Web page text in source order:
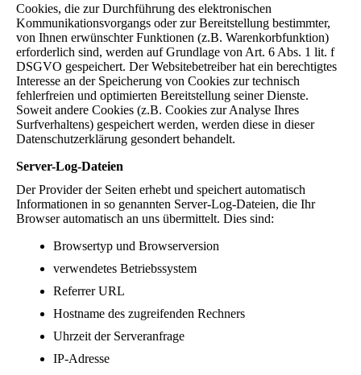
Cookies, die zur Durchführung des elektronischen
Kommunikationsvorgangs oder zur Bereitstellung bestimmter,
von Ihnen erwünschter Funktionen (z.B. Warenkorbfunktion)
erforderlich sind, werden auf Grundlage von Art. 6 Abs. 1 lit. f
DSGVO gespeichert. Der Websitebetreiber hat ein berechtigtes
Interesse an der Speicherung von Cookies zur technisch
fehlerfreien und optimierten Bereitstellung seiner Dienste.
Soweit andere Cookies (z.B. Cookies zur Analyse Ihres
Surfverhaltens) gespeichert werden, werden diese in dieser
Datenschutzerklärung gesondert behandelt.
Server-Log-Dateien
Der Provider der Seiten erhebt und speichert automatisch
Informationen in so genannten Server-Log-Dateien, die Ihr
Browser automatisch an uns übermittelt. Dies sind:
Browsertyp und Browserversion
verwendetes Betriebssystem
Referrer URL
Hostname des zugreifenden Rechners
Uhrzeit der Serveranfrage
IP-Adresse